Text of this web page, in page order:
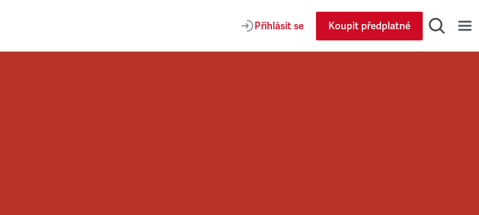
Přihlásit se Koupit předplatné